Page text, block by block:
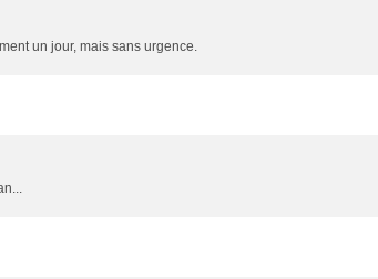
un jour, mais sans urgence.